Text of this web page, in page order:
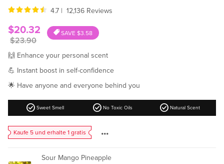
4.7 | 12,136 Reviews
Sale
price
$20.32
Regular
$23.90
SAVE $3.58
🙌 Enhance your personal scent
💪 Instant boost in self-confidence
🌟 Have anyone and everyone behind you
check_circle Sweet Smell check_circle No Toxic Oils check_circle Natural Scent
Kaufe 5 und erhalte 1 gratis
Sour Mango Pineapple